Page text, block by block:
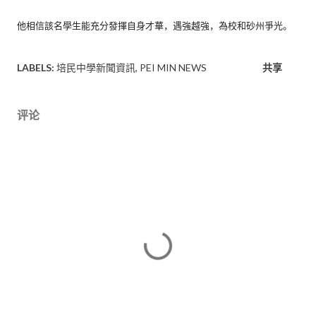
他相信該名學生能充分發揮自身才華，遇強越強，為校和砂州爭光。
LABELS: 培民中學新聞資訊 PEI MIN NEWS 共享
评论